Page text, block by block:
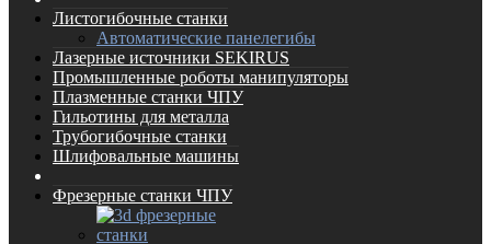
Листогибочные станки
Автоматические панелегибы
Лазерные источники SEKIRUS
Промышленные роботы манипуляторы
Плазменные станки ЧПУ
Гильотины для металла
Трубогибочные станки
Шлифовальные машины
Фрезерные станки ЧПУ